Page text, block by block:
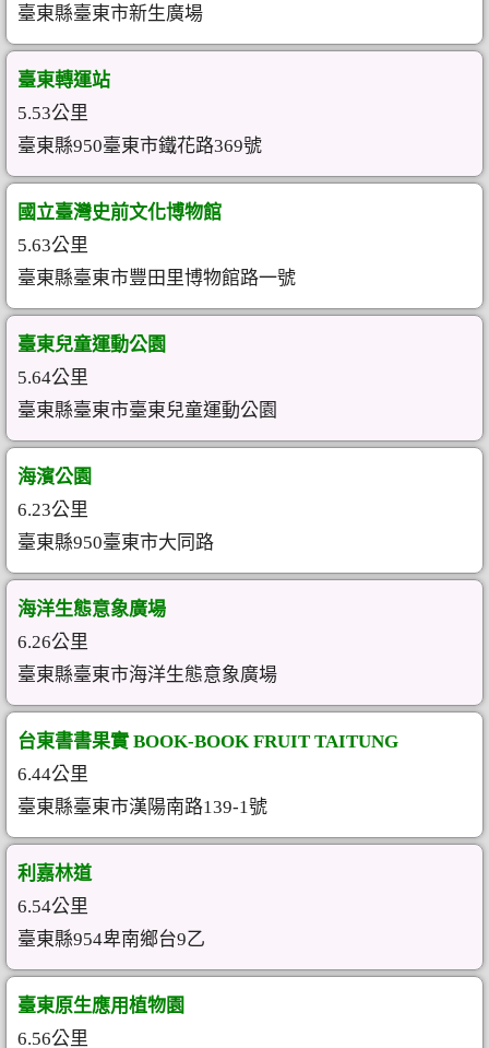
臺東縣臺東市新生廣場
臺東轉運站
5.53公里
臺東縣950臺東市鐵花路369號
國立臺灣史前文化博物館
5.63公里
臺東縣臺東市豐田里博物館路一號
臺東兒童運動公園
5.64公里
臺東縣臺東市臺東兒童運動公園
海濱公園
6.23公里
臺東縣950臺東市大同路
海洋生態意象廣場
6.26公里
臺東縣臺東市海洋生態意象廣場
台東書書果實 BOOK-BOOK FRUIT TAITUNG
6.44公里
臺東縣臺東市漢陽南路139-1號
利嘉林道
6.54公里
臺東縣954卑南鄉台9乙
臺東原生應用植物園
6.56公里